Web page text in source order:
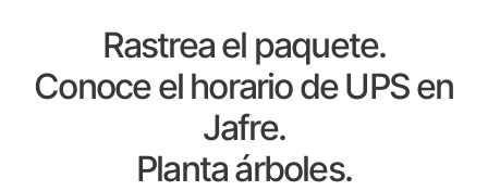
Rastrea el paquete.
Conoce el horario de UPS en
Jafre.
Planta árboles.